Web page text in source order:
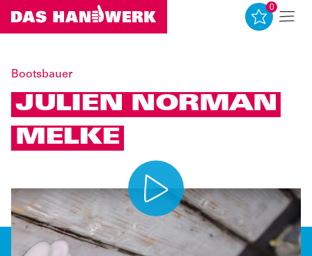
0
Bootsbauer
JULIEN NORMAN
MELKE